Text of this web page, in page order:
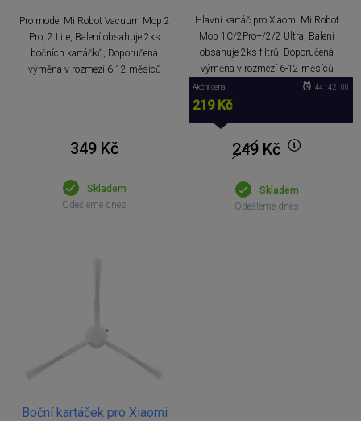
Pro model Mi Robot Vacuum Mop 2
Pro, 2 Lite, Balení obsahuje 2ks
bočních kartáčků, Doporučená
výměna v rozmezí 6-12 měsíců
349 Kč
Skladem
Odešleme dnes
Hlavní kartáč pro Xiaomi Mi Robot
Mop 1C/2Pro+/2/2 Ultra, Balení
obsahuje 2ks filtrů, Doporučená
výměna v rozmezí 6-12 měsíců
Akční cena
219 Kč
44 : 42 : 00
249 Kč
Skladem
Odešleme dnes
Boční kartáček pro Xiaomi